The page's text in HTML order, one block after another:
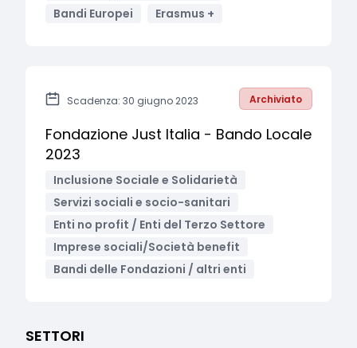
Bandi Europei
Erasmus +
Scadenza: 30 giugno 2023 Archiviato
Fondazione Just Italia - Bando Locale
2023
Inclusione Sociale e Solidarietà
Servizi sociali e socio-sanitari
Enti no profit / Enti del Terzo Settore
Imprese sociali/Società benefit
Bandi delle Fondazioni / altri enti
SETTORI